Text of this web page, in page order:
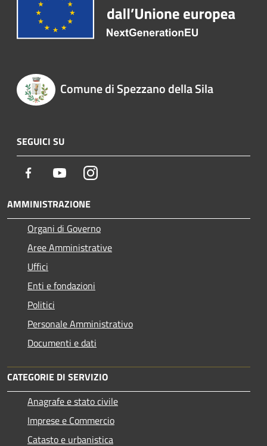
Comune di Spezzano della Sila
SEGUICI SU
Facebook YoutubeInstagram
AMMINISTRAZIONE
Organi di Governo
Aree Amministrative
Uffici
Enti e fondazioni
Politici
Personale Amministrativo
Documenti e dati
CATEGORIE DI SERVIZIO
Anagrafe e stato civile
Imprese e Commercio
Catasto e urbanistica